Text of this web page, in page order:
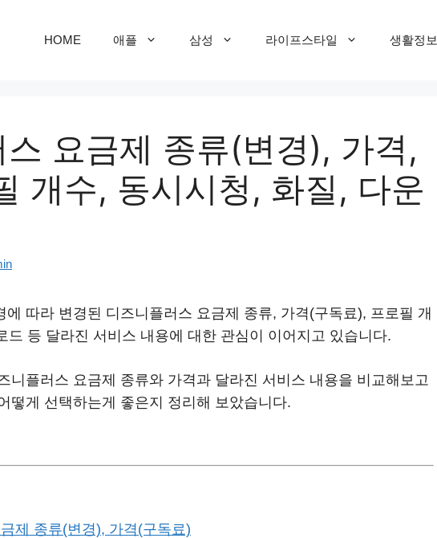
HOME 애플 삼성 라이프스타일 생활정보
요금제 종류(변경), 가격,
개수, 동시시청, 화질, 다운
에 따라 변경된 디즈니플러스 요금제 종류, 가격(구독료), 프로필 개
드 등 달라진 서비스 내용에 대한 관심이 이어지고 있습니다.
니플러스 요금제 종류와 가격과 달라진 서비스 내용을 비교해보고
떻게 선택하는게 좋은지 정리해 보았습니다.
제 종류(변경), 가격(구독료)